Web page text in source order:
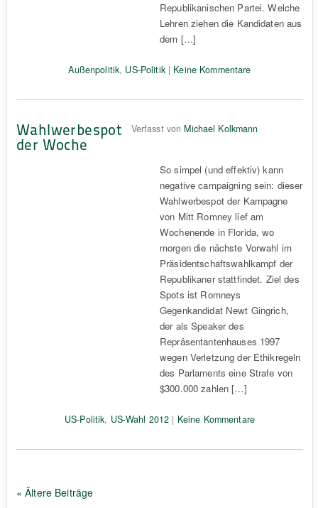
Republikanischen Partei. Welche
Lehren ziehen die Kandidaten aus
dem […]
Außenpolitik, US-Politik| Keine Kommentare
Wahlwerbespot
der Woche
Verfasst von Michael Kolkmann
So simpel (und effektiv) kann
negative campaigning sein: dieser
Wahlwerbespot der Kampagne
von Mitt Romney lief am
Wochenende in Florida, wo
morgen die nächste Vorwahl im
Präsidentschaftswahlkampf der
Republikaner stattfindet. Ziel des
Spots ist Romneys
Gegenkandidat Newt Gingrich,
der als Speaker des
Repräsentantenhauses 1997
wegen Verletzung der Ethikregeln
des Parlaments eine Strafe von
$300.000 zahlen […]
US-Politik, US-Wahl 2012 | Keine Kommentare
« Ältere Beiträge